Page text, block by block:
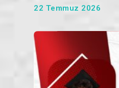
22 Temmuz 2026